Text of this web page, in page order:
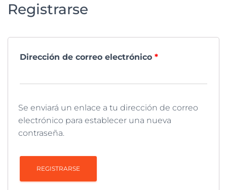
Registrarse
Dirección de correo electrónico *
Se enviará un enlace a tu dirección de correo
electrónico para establecer una nueva
contraseña.
REGISTRARSE